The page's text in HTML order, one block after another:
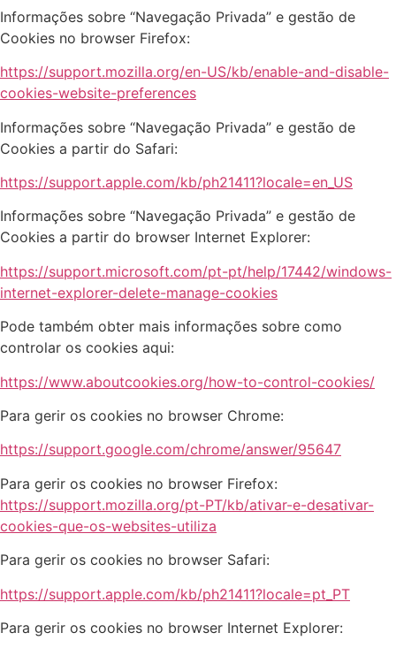
Informações sobre “Navegação Privada” e gestão de
Cookies no browser Firefox:
https://support.mozilla.org/en-US/kb/enable-and-disable-
cookies-website-preferences
Informações sobre “Navegação Privada” e gestão de
Cookies a partir do Safari:
https://support.apple.com/kb/ph21411?locale=en_US
Informações sobre “Navegação Privada” e gestão de
Cookies a partir do browser Internet Explorer:
https://support.microsoft.com/pt-pt/help/17442/windows-
internet-explorer-delete-manage-cookies
Pode também obter mais informações sobre como
controlar os cookies aqui:
https://www.aboutcookies.org/how-to-control-cookies/
Para gerir os cookies no browser Chrome:
https://support.google.com/chrome/answer/95647
Para gerir os cookies no browser Firefox:
https://support.mozilla.org/pt-PT/kb/ativar-e-desativar-
cookies-que-os-websites-utiliza
Para gerir os cookies no browser Safari:
https://support.apple.com/kb/ph21411?locale=pt_PT
Para gerir os cookies no browser Internet Explorer: